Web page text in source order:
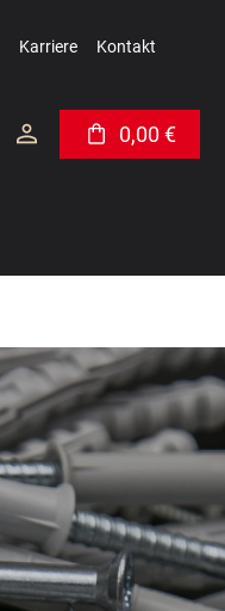
Karriere Kontakt
0,00 €
Warenkorb